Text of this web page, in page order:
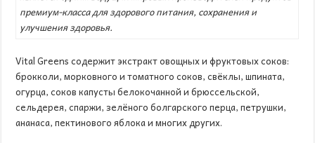
премиум-класса для здорового питания, сохранения и
улучшения здоровья.
Vital Greens содержит экстракт овощных и фруктовых соков:
брокколи, морковного и томатного соков, свёклы, шпината,
огурца, соков капусты белокочанной и брюссельской,
сельдерея, спаржи, зелёного болгарского перца, петрушки,
ананаса, пектинового яблока и многих других.